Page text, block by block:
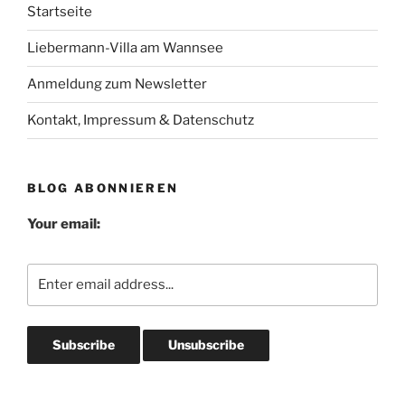
Startseite
Liebermann-Villa am Wannsee
Anmeldung zum Newsletter
Kontakt, Impressum & Datenschutz
BLOG ABONNIEREN
Your email: